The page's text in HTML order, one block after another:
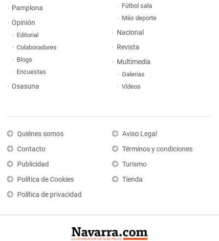
Pamplona
Opinión
Editorial
Colaboradores
Blogs
Encuestas
Osasuna
Fútbol sala
Más deporte
Nacional
Revista
Multimedia
Galerías
Vídeos
Quiénes somos
Contacto
Publicidad
Política de Cookies
Política de privacidad
Aviso Legal
Términos y condiciones
Turismo
Tienda